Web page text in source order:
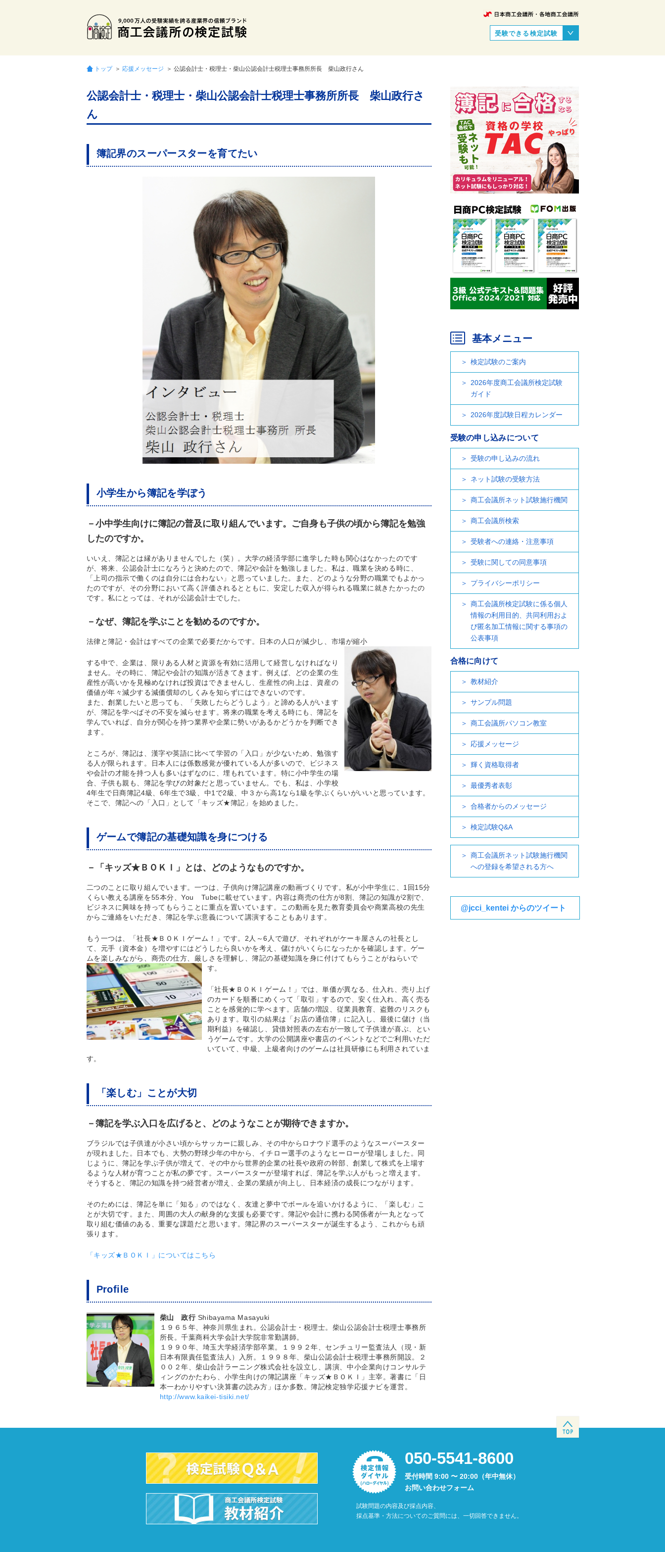
受験できる検定試験
トップ ＞ 応援メッセージ ＞ 公認会計士・税理士・柴山公認会計士税理士事務所所長 柴山政行さん
公認会計士・税理士・柴山公認会計士税理士事務所所長 柴山政行さ
ん
簿記界のスーパースターを育てたい
小学生から簿記を学ぼう
－小中学生向けに簿記の普及に取り組んでいます。ご自身も子供の頃から簿記を勉強
したのですか。
いいえ、簿記とは縁がありませんでした（笑）。大学の経済学部に進学した時も関心はなかったのです
が、将来、公認会計士になろうと決めたので、簿記や会計を勉強しました。私は、職業を決める時に、
「上司の指示で働くのは自分には合わない」と思っていました。また、どのような分野の職業でもよかっ
たのですが、その分野において高く評価されるとともに、安定した収入が得られる職業に就きたかったの
です。私にとっては、それが公認会計士でした。
－なぜ、簿記を学ぶことを勧めるのですか。
法律と簿記・会計はすべての企業で必要だからです。日本の人口が減少し、市場が縮小
する中で、企業は、限りある人材と資源を有効に活用して経営しなければなり
ません。その時に、簿記や会計の知識が活きてきます。例えば、どの企業の生
産性が高いかを見極めなければ投資はできませんし、生産性の向上は、資産の
価値が年々減少する減価償却のしくみを知らずにはできないのです。
また、創業したいと思っても、「失敗したらどうしよう」と諦める人がいます
が、簿記を学べばその不安を減らせます。将来の職業を考える時にも、簿記を
学んでいれば、自分が関心を持つ業界や企業に勢いがあるかどうかを判断でき
ます。
ところが、簿記は、漢字や英語に比べて学習の「入口」が少ないため、勉強す
る人が限られます。日本人には係数感覚が優れている人が多いので、ビジネス
や会計の才能を持つ人も多いはずなのに、埋もれています。特に小中学生の場
合、子供も親も、簿記を学びの対象だと思っていません。でも、私は、小学校
4年生で日商簿記4級、6年生で3級、中1で2級、中３から高1なら1級を学ぶくらいがいいと思っています。
そこで、簿記への「入口」として「キッズ★簿記」を始めました。
ゲームで簿記の基礎知識を身につける
－「キッズ★ＢＯＫＩ」とは、どのようなものですか。
二つのことに取り組んでいます。一つは、子供向け簿記講座の動画づくりです。私が小中学生に、1回15分
くらい教える講座を55本分、You Tubeに載せています。内容は商売の仕方が8割、簿記の知識が2割で、
ビジネスに興味を持ってもらうことに重点を置いています。この動画を見た教育委員会や商業高校の先生
からご連絡をいただき、簿記を学ぶ意義について講演することもあります。
もう一つは、「社長★ＢＯＫＩゲーム！」です。2人～6人で遊び、それぞれがケーキ屋さんの社長とし
て、元手（資本金）を増やすにはどうしたら良いかを考え、儲けがいくらになったかを確認します。ゲー
ムを楽しみながら、商売の仕方、厳しさを理解し、簿記の基礎知識を身に付けてもらうことがねらいで
す。
「社長★ＢＯＫＩゲーム！」では、単価が異なる、仕入れ、売り上げ
のカードを順番にめくって「取引」するので、安く仕入れ、高く売る
ことを感覚的に学べます。店舗の増設、従業員教育、盗難のリスクも
あります。取引の結果は「お店の通信簿」に記入し、最後に儲け（当
期利益）を確認し、貸借対照表の左右が一致して子供達が喜ぶ、とい
うゲームです。大学の公開講座や書店のイベントなどでご利用いただ
いていて、中級、上級者向けのゲームは社員研修にも利用されていま
す。
「楽しむ」ことが大切
－簿記を学ぶ入口を広げると、どのようなことが期待できますか。
ブラジルでは子供達が小さい頃からサッカーに親しみ、その中からロナウド選手のようなスーパースター
が現れました。日本でも、大勢の野球少年の中から、イチロー選手のようなヒーローが登場しました。同
じように、簿記を学ぶ子供が増えて、その中から世界的企業の社長や政府の幹部、創業して株式を上場す
るような人材が育つことが私の夢です。スーパースターが登場すれば、簿記を学ぶ人がもっと増えます。
そうすると、簿記の知識を持つ経営者が増え、企業の業績が向上し、日本経済の成長につながります。
そのためには、簿記を単に「知る」のではなく、友達と夢中でボールを追いかけるように、「楽しむ」こ
とが大切です。また、周囲の大人の献身的な支援も必要です。簿記や会計に携わる関係者が一丸となって
取り組む価値のある、重要な課題だと思います。簿記界のスーパースターが誕生するよう、これからも頑
張ります。
「キッズ★ＢＯＫＩ」についてはこちら
Profile
柴山 政行Shibayama Masayuki
１９６５年、神奈川県生まれ。公認会計士・税理士。柴山公認会計士税理士事務所
所長。千葉商科大学会計大学院非常勤講師。
１９９０年、埼玉大学経済学部卒業。１９９２年、センチュリー監査法人（現・新
日本有限責任監査法人）入所。１９９８年、柴山公認会計士税理士事務所開設。２
００２年、柴山会計ラーニング株式会社を設立し、講演、中小企業向けコンサルテ
ィングのかたわら、小学生向けの簿記講座「キッズ★ＢＯＫＩ」主宰。著書に「日
本一わかりやすい決算書の読み方」ほか多数。簿記検定独学応援ナビを運営。
http://www.kaikei-tisiki.net/
基本メニュー
検定試験のご案内
2026年度商工会議所検定試験
ガイド
2026年度試験日程カレンダー
受験の申し込みについて
受験の申し込みの流れ
ネット試験の受験方法
商工会議所ネット試験施行機関
商工会議所検索
受験者への連絡・注意事項
受験に関しての同意事項
プライバシーポリシー
商工会議所検定試験に係る個人
情報の利用目的、共同利用およ
び匿名加工情報に関する事項の
公表事項
合格に向けて
教材紹介
サンプル問題
商工会議所パソコン教室
応援メッセージ
輝く資格取得者
最優秀者表彰
合格者からのメッセージ
検定試験Q&A
商工会議所ネット試験施行機関
への登録を希望される方へ
@jcci_kentei からのツイート
050-5541-8600
受付時間 9:00 〜 20:00（年中無休）
お問い合わせフォーム
試験問題の内容及び採点内容、
採点基準・方法についてのご質問には、一切回答できません。